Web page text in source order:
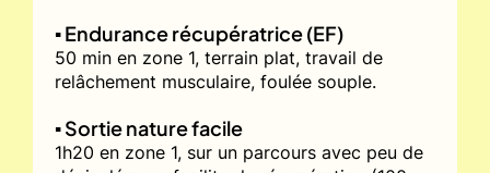
▪️ Endurance récupératrice (EF)
50 min en zone 1, terrain plat, travail de
relâchement musculaire, foulée souple.
▪️ Sortie nature facile
1h20 en zone 1, sur un parcours avec peu de